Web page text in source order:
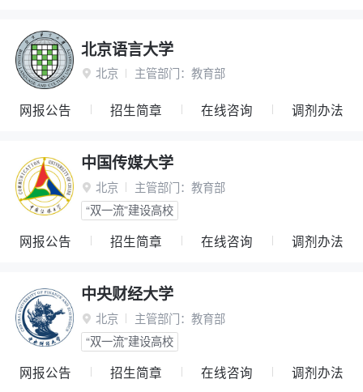
北京语言大学
 北京 主管部门： 教育部
网报公告 招生简章 在线咨询 调剂办法
中国传媒大学
 北京 主管部门： 教育部
“双一流”建设高校
网报公告 招生简章 在线咨询 调剂办法
中央财经大学
 北京 主管部门： 教育部
“双一流”建设高校
网报公告 招生简章 在线咨询 调剂办法